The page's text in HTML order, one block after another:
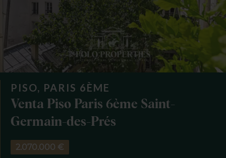
PISO, PARIS 6ÈME
Venta Piso Paris 6ème Saint-
Germain-des-Prés
2.070.000 €